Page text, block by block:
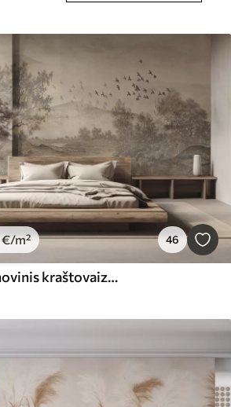
€/m² 46
Tekstūruotas senovinis kraštovaizdis su medžiu prie upės ir debesuotu dangumi, sepijos atspalvių gamtos menas